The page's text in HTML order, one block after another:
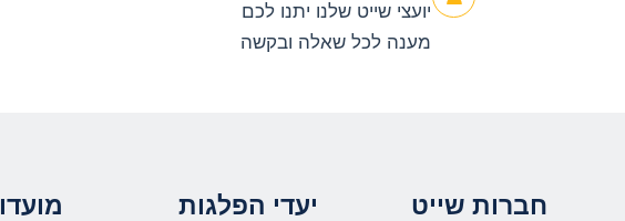
יועצי שייט שלנו יתנו לכם
מענה לכל שאלה ובקשה
לדלג
לאזור הבא
חברות שייט יעדי הפלגות